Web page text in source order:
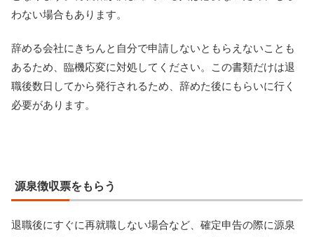
わない場合もあります。
辞める会社にきちんと自分で申請しないともらえないことも
あるため、臨機応変に対処してください。この書類だけは退
職後数日してから発行されるため、辞めた後にもらいに行く
必要があります。
源泉徴収票をもらう
退職後にすぐに再就職しない場合など、確定申告の際に源泉